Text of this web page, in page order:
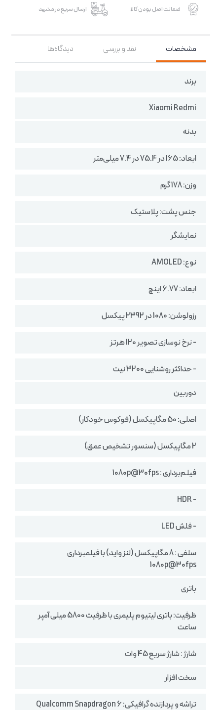
ضمانت اصل بودن کالا ارسال سریع در مشهد
مشخصات نقد و بررسی دیدگاه‌ها
برند
Xiaomi Redmi
بدنه
ابعاد: 165 در 75.4 در 7.4 میلی‌متر
وزن: 178 گرم
جنس پشت: پلاستیک
نمایشگر
نوع: AMOLED
ابعاد: 6.77 اینچ
رزولوشن: 1080 در 2392 پیکسل
- نرخ نوسازی تصویر 120 هرتز
- حداکثر روشنایی 3200 نیت
دوربین
اصلی: 50 مگاپیکسل (فوکوس خودکار)
2 مگاپیکسل (سنسور تشخیص عمق)
فیلم‌برداری : 1080p@30fps
- HDR
- فلش LED
سلفی : 8 مگاپیکسل (لنز واید) با فیلمبرداری
1080p@30fps
باتری
ظرفیت: باتری لیتیوم پلیمری با ظرفیت 5800 میلی آمپر
ساعت
شارژ : شارژ سریع 45 وات
سخت افزار
تراشه و پردازنده گرافیکی: Qualcomm Snapdragon 6